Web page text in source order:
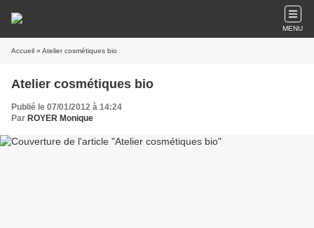
MENU
Accueil » Atelier cosmétiques bio
Atelier cosmétiques bio
Publié le 07/01/2012 à 14:24
Par ROYER Monique